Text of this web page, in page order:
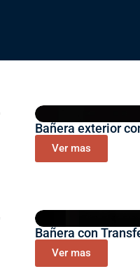
Bañera exterior
Ver mas
Bañera con
Ver mas